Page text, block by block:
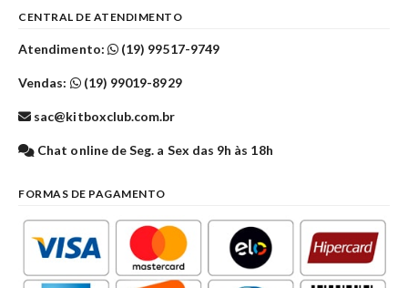
CENTRAL DE ATENDIMENTO
Atendimento: (19) 99517-9749
Vendas: (19) 99019-8929
sac@kitboxclub.com.br
Chat online de Seg. a Sex das 9h às 18h
FORMAS DE PAGAMENTO